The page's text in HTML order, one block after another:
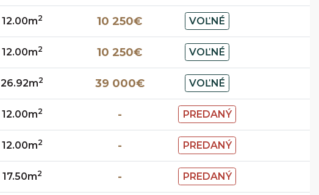
12.00m2 10 250€ VOĽNÉ
12.00m2 10 250€ VOĽNÉ
26.92m2 39 000€ VOĽNÉ
12.00m2 - PREDANÝ
12.00m2 - PREDANÝ
17.50m2 - PREDANÝ